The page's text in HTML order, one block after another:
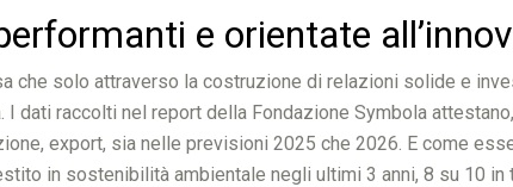
e orientate
che solo attraverso la costruzione di relazioni solide e
dati raccolti nel report della Fondazione Symbola
export, sia nelle previsioni 2025 che 2026. E come
in sostenibilità ambientale negli ultimi 3 anni, 8 su 10